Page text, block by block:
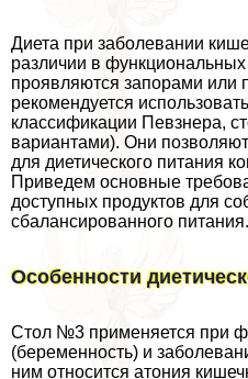
Диета при заболевании
различии в
проявляются запорами или
рекомендуется
классификации Певзнера,
вариантами). Они
для диетического питания
Приведем основные
доступных продуктов для
сбалансированного питания.
Особенности
Стол №3 применяется при
(беременность) и
ним относится атония